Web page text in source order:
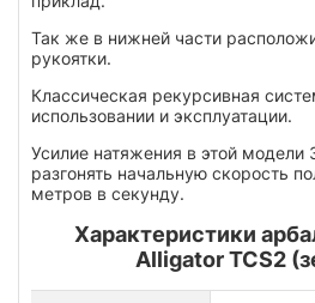
Так же в нижней части
рукоятки.
Классическая рекурсивная
использовании и эксплуатации.
Усилие натяжения в этой модели
разгонять начальную скорость
метров в секунду.
Характеристики
Alligator TCS2